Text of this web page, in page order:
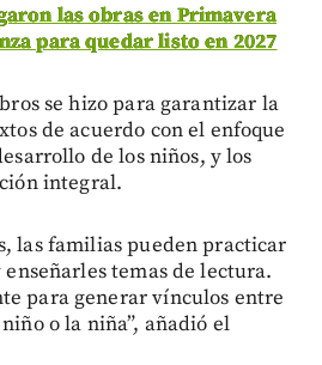
las obras en Primavera
para quedar listo en 2027
se hizo para garantizar la
de acuerdo con el enfoque
de los niños, y los
integral.
las familias pueden practicar
temas de lectura.
para generar vínculos entre
o la niña”, añadió el